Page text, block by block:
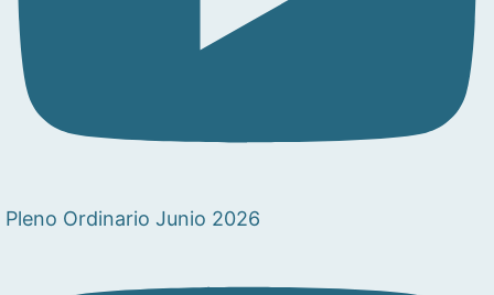
Pleno Ordinario Junio 2026